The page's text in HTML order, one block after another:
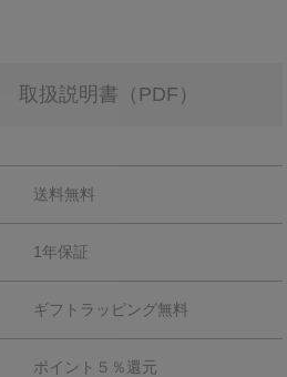
取扱説明書（PDF）
送料無料
1年保証
ギフトラッピング無料
ポイント５％還元